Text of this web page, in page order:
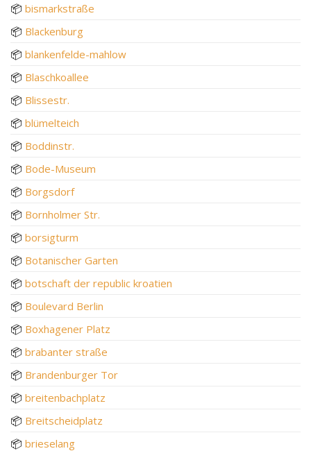
📦 bismarkstraße
📦 Blackenburg
📦 blankenfelde-mahlow
📦 Blaschkoallee
📦 Blissestr.
📦 blümelteich
📦 Boddinstr.
📦 Bode-Museum
📦 Borgsdorf
📦 Bornholmer Str.
📦 borsigturm
📦 Botanischer Garten
📦 botschaft der republic kroatien
📦 Boulevard Berlin
📦 Boxhagener Platz
📦 brabanter straße
📦 Brandenburger Tor
📦 breitenbachplatz
📦 Breitscheidplatz
📦 brieselang